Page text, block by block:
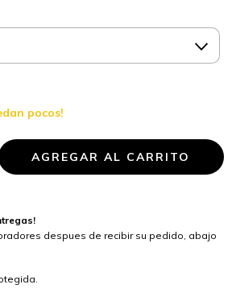
pocos!
despues de recibir su pedido, abajo